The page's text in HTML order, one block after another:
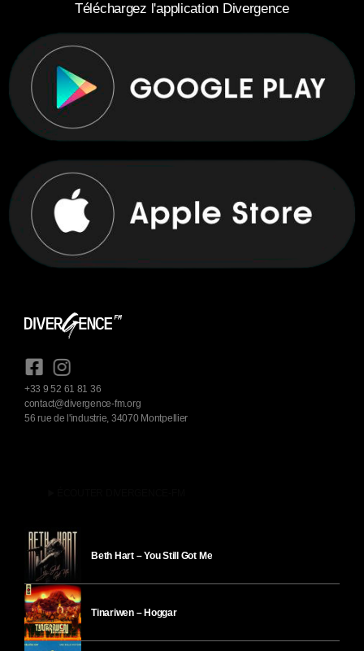
Téléchargez l'application Divergence
+33 9 52 61 81 36
contact@divergence-fm.org
56 rue de l'industrie, 34070 Montpellier
Beth Hart – You Still Got Me
Tinariwen – Hoggar